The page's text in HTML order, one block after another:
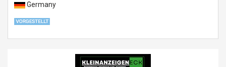
Germany